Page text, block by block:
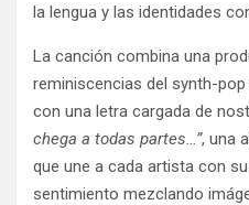
la lengua y las identidades
La canción combina una
reminiscencias del synth-
con una letra cargada de
chega a todas partes…”, una
que une a cada artista con
sentimiento mezclando